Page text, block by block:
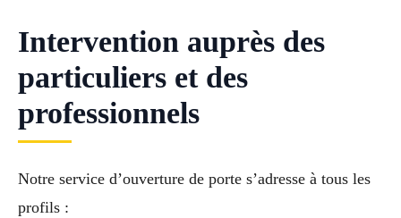
Intervention auprès des
particuliers et des
professionnels
Notre service d’ouverture de porte s’adresse à tous les
profils :